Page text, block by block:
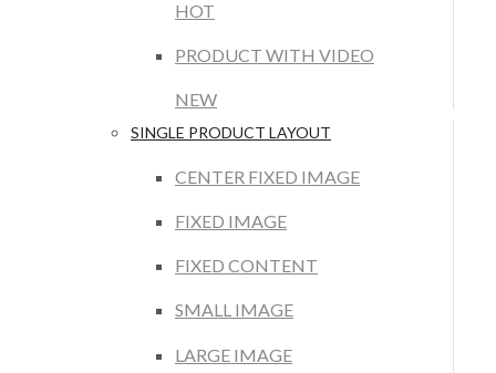
HOT
PRODUCT WITH VIDEO
NEW
SINGLE PRODUCT LAYOUT
CENTER FIXED IMAGE
FIXED IMAGE
FIXED CONTENT
SMALL IMAGE
LARGE IMAGE